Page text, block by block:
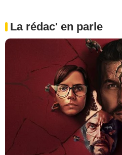
La rédac' en parle